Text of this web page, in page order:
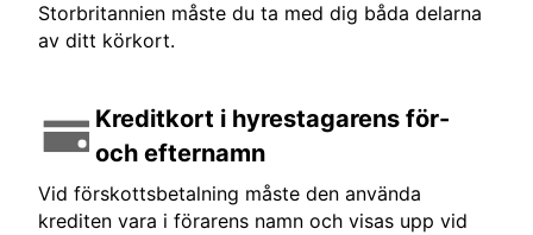
Storbritannien måste du ta med dig båda delarna
av ditt körkort.
Kreditkort i hyrestagarens för-
och efternamn
Vid förskottsbetalning måste den använda
krediten vara i förarens namn och visas upp vid